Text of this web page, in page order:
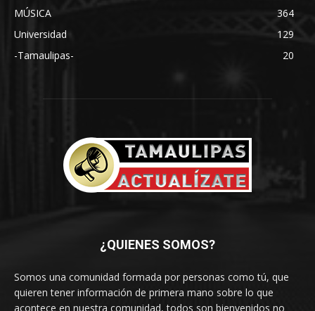
MÚSICA
364
Universidad
129
-Tamaulipas-
20
¿QUIENES SOMOS?
Somos una comunidad formada por personas como tú, que
quieren tener información de primera mano sobre lo que
acontece en nuestra comunidad, todos son bienvenidos no